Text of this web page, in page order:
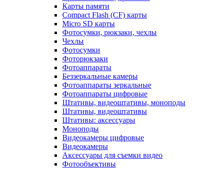
Карты памяти
Compact Flash (CF) карты
Micro SD карты
Фотосумки, рюкзаки, чехлы
Чехлы
Фотосумки
Фоторюкзаки
Фотоаппараты
Беззеркальные камеры
Фотоаппараты зеркальные
Фотоаппараты цифровые
Штативы, видеоштативы, моноподы
Штативы, видеоштативы
Штативы: аксессуары
Моноподы
Видеокамеры цифровые
Видеокамеры
Аксессуары для съемки видео
Фотообъективы